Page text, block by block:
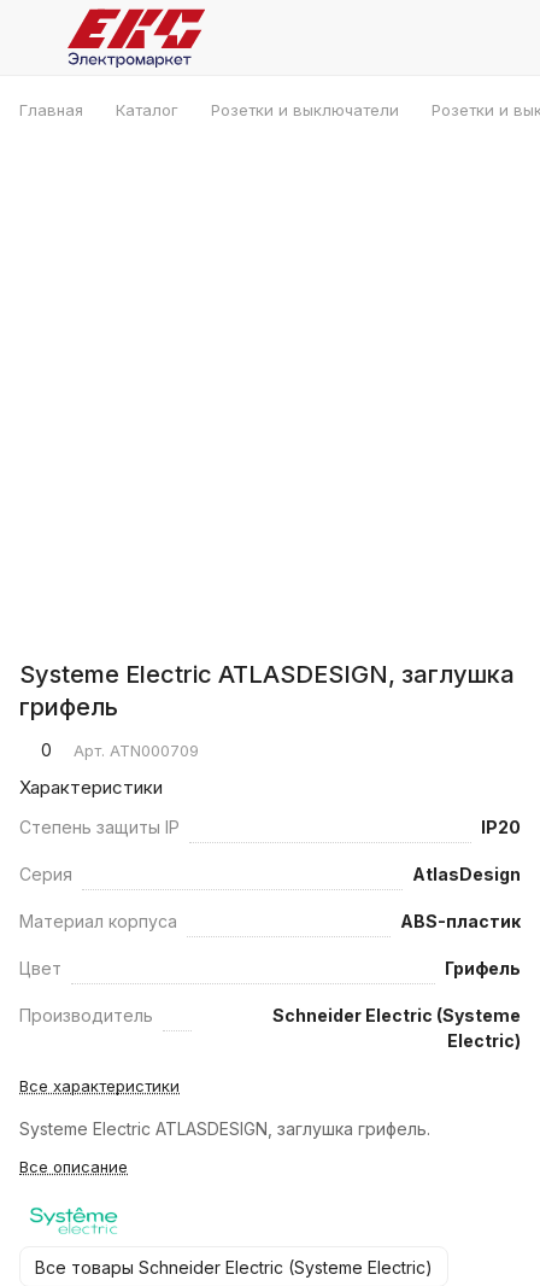
Главная Каталог Розетки и выключатели Розетки и
Systeme Electric ATLASDESIGN, заглушка
грифель
0 Арт. ATN000709
Характеристики
Степень защиты IP IP20
Серия AtlasDesign
Материал корпуса ABS-пластик
Цвет Грифель
Производитель
Schneider Electric (Systeme
Electric)
Все характеристики
Systeme Electric ATLASDESIGN, заглушка грифель.
Все описание
Все товары Schneider Electric (Systeme Electric)